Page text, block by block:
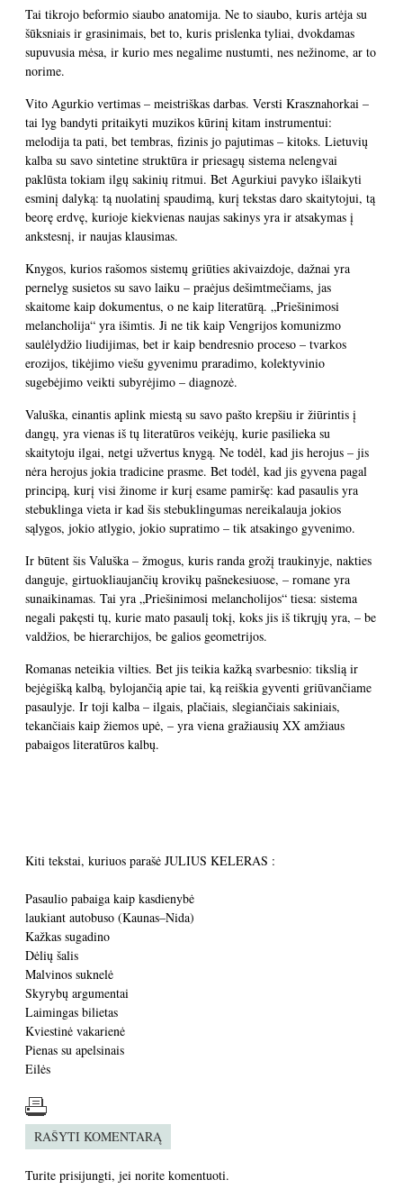
Tai tikrojo beformio siaubo anatomija. Ne to siaubo, kuris artėja su
šūksniais ir grasinimais, bet to, kuris prislenka tyliai, dvokdamas
supuvusia mėsa, ir kurio mes negalime nustumti, nes nežinome, ar to
norime.
Vito Agurkio vertimas – meistriškas darbas. Versti Krasznahorkai –
tai lyg bandyti pritaikyti muzikos kūrinį kitam instrumentui:
melodija ta pati, bet tembras, fizinis jo pajutimas – kitoks. Lietuvių
kalba su savo sintetine struktūra ir priesagų sistema nelengvai
paklūsta tokiam ilgų sakinių ritmui. Bet Agurkiui pavyko išlaikyti
esminį dalyką: tą nuolatinį spaudimą, kurį tekstas daro skaitytojui, tą
beorę erdvę, kurioje kiekvienas naujas sakinys yra ir atsakymas į
ankstesnį, ir naujas klausimas.
Knygos, kurios rašomos sistemų griūties akivaizdoje, dažnai yra
pernelyg susietos su savo laiku – praėjus dešimtmečiams, jas
skaitome kaip dokumentus, o ne kaip literatūrą. „Priešinimosi
melancholija“ yra išimtis. Ji ne tik kaip Vengrijos komunizmo
saulėlydžio liudijimas, bet ir kaip bendresnio proceso – tvarkos
erozijos, tikėjimo viešu gyvenimu praradimo, kolektyvinio
sugebėjimo veikti subyrėjimo – diagnozė.
Valuška, einantis aplink miestą su savo pašto krepšiu ir žiūrintis į
dangų, yra vienas iš tų literatūros veikėjų, kurie pasilieka su
skaitytoju ilgai, netgi užvertus knygą. Ne todėl, kad jis herojus – jis
nėra herojus jokia tradicine prasme. Bet todėl, kad jis gyvena pagal
principą, kurį visi žinome ir kurį esame pamiršę: kad pasaulis yra
stebuklinga vieta ir kad šis stebuklingumas nereikalauja jokios
sąlygos, jokio atlygio, jokio supratimo – tik atsakingo gyvenimo.
Ir būtent šis Valuška – žmogus, kuris randa grožį traukinyje, nakties
danguje, girtuokliaujančių krovikų pašnekesiuose, – romane yra
sunaikinamas. Tai yra „Priešinimosi melancholijos“ tiesa: sistema
negali pakęsti tų, kurie mato pasaulį tokį, koks jis iš tikrųjų yra, – be
valdžios, be hierarchijos, be galios geometrijos.
Romanas neteikia vilties. Bet jis teikia kažką svarbesnio: tikslią ir
bejėgišką kalbą, bylojančią apie tai, ką reiškia gyventi griūvančiame
pasaulyje. Ir toji kalba – ilgais, plačiais, slegiančiais sakiniais,
tekančiais kaip žiemos upė, – yra viena gražiausių XX amžiaus
pabaigos literatūros kalbų.
Kiti tekstai, kuriuos parašė JULIUS KELERAS :
Pasaulio pabaiga kaip kasdienybė
laukiant autobuso (Kaunas–Nida)
Kažkas sugadino
Dėlių šalis
Malvinos suknelė
Skyrybų argumentai
Laimingas bilietas
Kviestinė vakarienė
Pienas su apelsinais
Eilės
RAŠYTI KOMENTARĄ
Turite prisijungti, jei norite komentuoti.